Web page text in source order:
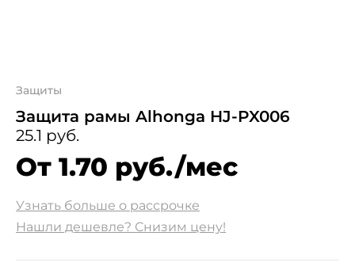
Защиты
Защита рамы Alhonga HJ-PX006
25.1 руб.
От 1.70 руб./мес
Узнать больше о рассрочке
Нашли дешевле? Снизим цену!